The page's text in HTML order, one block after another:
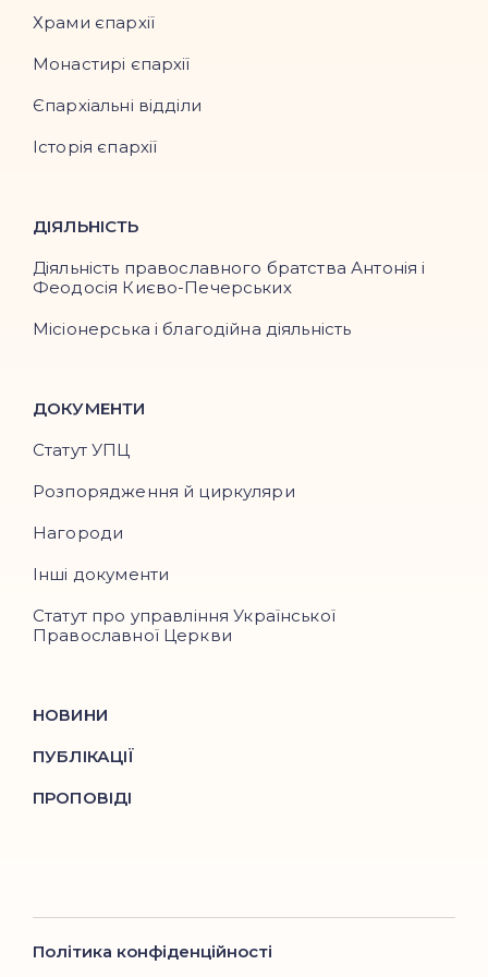
Храми єпархії
Монастирі єпархії
Єпархіальні відділи
Історія єпархії
ДІЯЛЬНІСТЬ
Діяльність православного братства Антонія і
Феодосія Києво-Печерських
Місіонерська і благодійна діяльність
ДОКУМЕНТИ
Статут УПЦ
Розпорядження й циркуляри
Нагороди
Інші документи
Статут про управління Української
Православної Церкви
НОВИНИ
ПУБЛІКАЦІЇ
ПРОПОВІДІ
Політика конфіденційності